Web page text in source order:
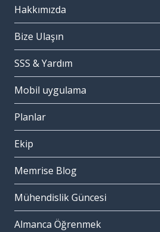
Hakkımızda
Bize Ulaşın
SSS & Yardım
Mobil uygulama
Planlar
Ekip
Memrise Blog
Mühendislik Güncesi
Almanca Öğrenmek